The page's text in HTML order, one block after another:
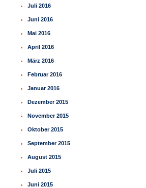
Juli 2016
Juni 2016
Mai 2016
April 2016
März 2016
Februar 2016
Januar 2016
Dezember 2015
November 2015
Oktober 2015
September 2015
August 2015
Juli 2015
Juni 2015